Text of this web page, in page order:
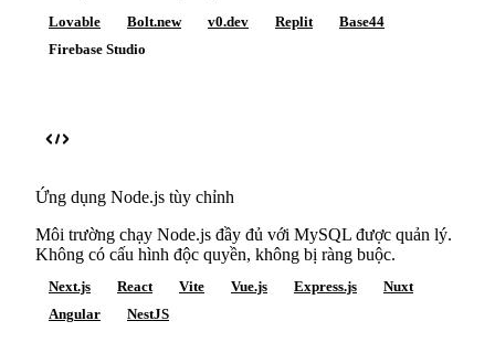
Lovable Bolt.new v0.dev Replit
Base44
Firebase Studio
Ứng dụng Node.js tùy chỉnh
Môi trường chạy Node.js đầy đủ với MySQL được quản lý.
Không có cấu hình độc quyền, không bị ràng buộc.
Next.js React Vite Vue.js Express.js
Nuxt
Angular
NestJS